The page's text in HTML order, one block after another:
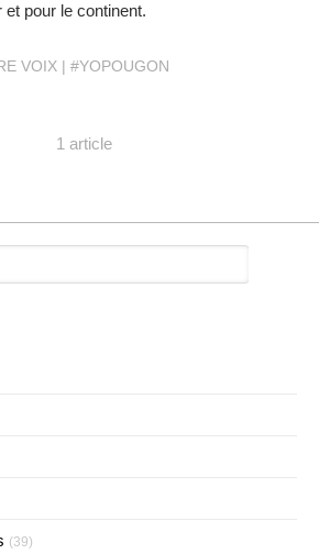
pour le continent.
VOIX #YOPOUGON
1 article
(39)